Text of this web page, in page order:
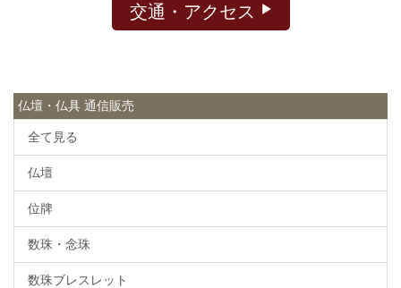
交通・アクセス
仏壇・仏具 通信販売
全て見る
仏壇
位牌
数珠・念珠
数珠ブレスレット